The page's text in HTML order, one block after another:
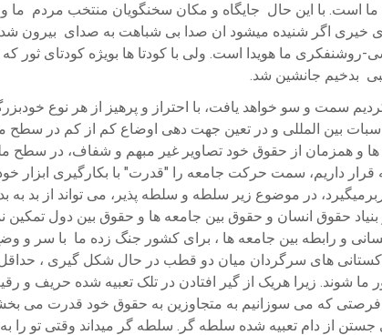
ما است. با این حال جایگاه و مکان سخنگویان منتخب مردم
خیری اگر شنیده میشود ان صدا بی شباهت به صدای بیرون
ما هویدا است. ولی با کودتا ها بویژه کودتای ثور
بدخیم جانشین شد.
و سو خواهد یافت، با احتراز و پرهیز از هر نوع
بین المللی و در تعین جهت دهی اوضاع کم از کم در سطح
همزمان از حقوق خود تصاویر غیر مبهم و شفاف، در سطح
داریم، سمت حرکت جامعه را "قدرت" با بکارگیری ابزار
در موضوع زیر سلطه و سلطه پذیر، می تواند از بد به
بنیاد حقوق انسان و حقوق بین جامعه ها و حقوق بین دول
و رابطه بین جامعه ها ، برای کشور جنگ زده ما با سر و وضعِ
های سرگردان میان دو قطب در حال شکل گیری ، حداقل
شوند. زیرا هریک از گیر افتادن در تلک تعبیه شده حریف و
که می سوزانیم به متجاوزین به حقوق خود قدرت می
از دام تعبیه شده سلطه گر. سلطه گر میداند وقتی تو را